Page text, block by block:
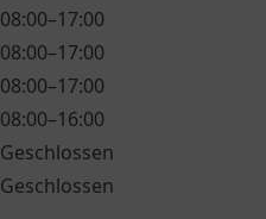
08:00–17:00
08:00–17:00
08:00–17:00
08:00–16:00
Geschlossen
Geschlossen